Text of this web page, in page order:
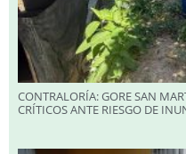
CONTRALORÍA: GORE SAN
CRÍTICOS ANTE RIESGO DE